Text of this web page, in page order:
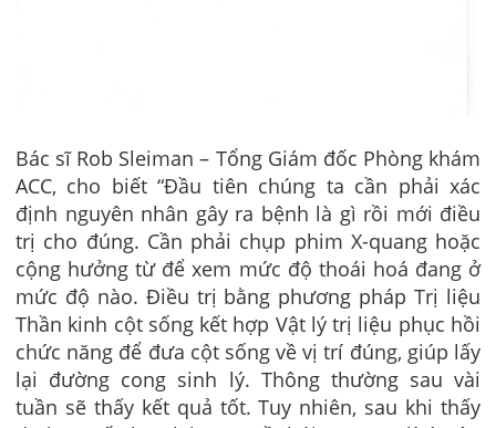
Bác sĩ Rob Sleiman – Tổng Giám đốc Phòng khám
ACC, cho biết “Đầu tiên chúng ta cần phải xác
định nguyên nhân gây ra bệnh là gì rồi mới điều
trị cho đúng. Cần phải chụp phim X-quang hoặc
cộng hưởng từ để xem mức độ thoái hoá đang ở
mức độ nào. Điều trị bằng phương pháp Trị liệu
Thần kinh cột sống kết hợp Vật lý trị liệu phục hồi
chức năng để đưa cột sống về vị trí đúng, giúp lấy
lại đường cong sinh lý. Thông thường sau vài
tuần sẽ thấy kết quả tốt. Tuy nhiên, sau khi thấy